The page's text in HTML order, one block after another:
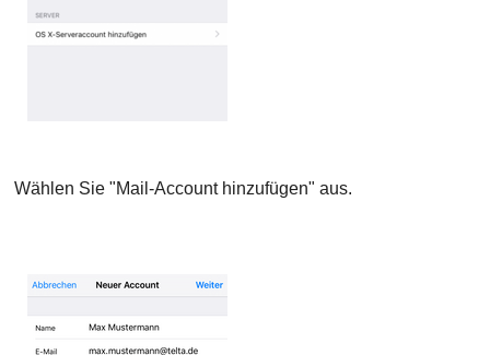
Wählen Sie "Mail-Account hinzufügen" aus.